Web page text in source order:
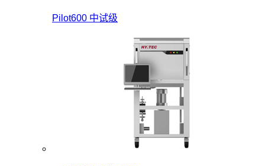
Pilot600 中试级